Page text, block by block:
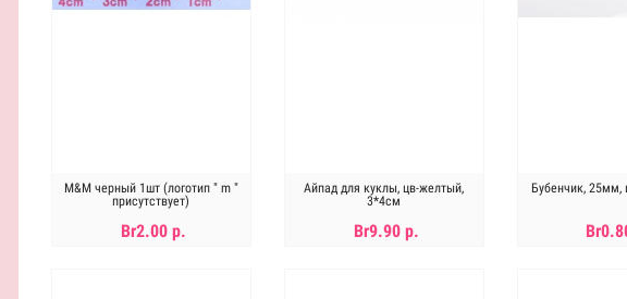
M&M черный 1шт (логотип " m "
присутствует)
Br2.00 р.
Айпад для куклы, цв-желтый,
3*4см
Br9.90 р.
Бубенчик, 25мм,